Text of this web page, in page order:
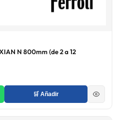
N 800mm (de 2 a 12
🛒 Añadir